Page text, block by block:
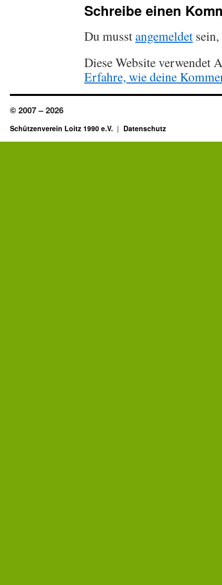
Schreibe einen
Du musst angemeldet
Diese Website verwendet
Erfahre, wie deine
© 2007 – 2026
Schützenverein Loitz 1990 e.V. Datenschutz